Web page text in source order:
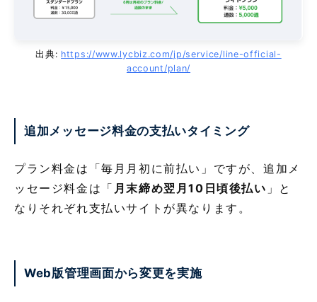
出典: https://www.lycbiz.com/jp/service/line-official-
account/plan/
追加メッセージ料金の支払いタイミング
プラン料金は「毎月月初に前払い」ですが、追加メ
ッセージ料金は「 月末締め翌月10日頃後払い 」と
なりそれぞれ支払いサイトが異なります。
Web版管理画面から変更を実施